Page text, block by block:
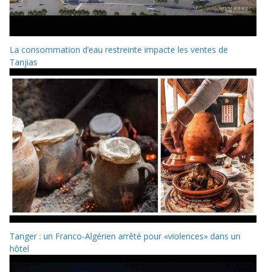
La consommation d’eau restreinte impacte les ventes de
Tanjias
Tanger : un Franco-Algérien arrêté pour «violences» dans un
hôtel